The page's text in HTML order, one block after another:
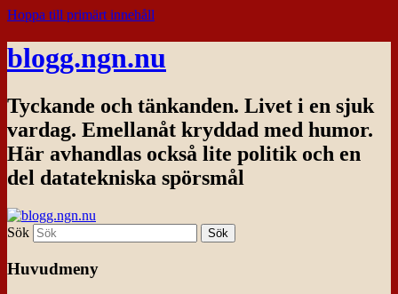
Hoppa till primärt innehåll
blogg.ngn.nu
Tyckande och tänkanden. Livet i en sjuk
vardag. Emellanåt kryddad med humor.
Här avhandlas också lite politik och en
del datatekniska spörsmål
Sök
Huvudmeny